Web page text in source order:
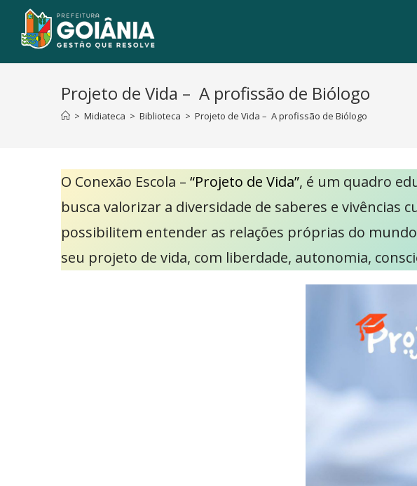
Projeto de Vida – A profissão de Biólogo
> Midiateca > Biblioteca > Projeto de Vida – A profissão de Biólogo
O Conexão Escola – “Projeto de Vida”, é um quadro
busca valorizar a diversidade de saberes e
possibilitem entender as relações próprias do
seu projeto de vida, com liberdade, autonomia,